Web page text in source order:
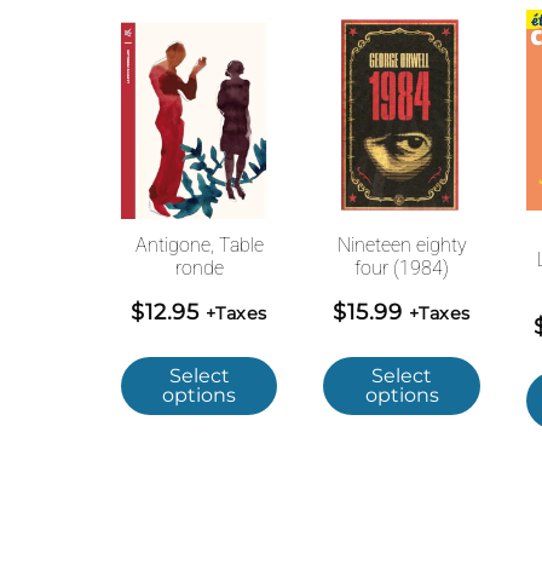
Antigone, Table
ronde
$12.95 +Taxes
Select
options
Nineteen eighty
four (1984)
$15.99 +Taxes
Select
options